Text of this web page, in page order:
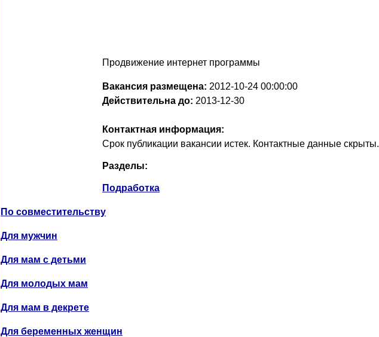
Продвижение интернет программы
Вакансия размещена: 2012-10-24 00:00:00
Действительна до: 2013-12-30
Контактная информация:
Срок публикации вакансии истек. Контактные данные скрыты.
Разделы:
Подработка
По совместительству
Для мужчин
Для мам с детьми
Для молодых мам
Для мам в декрете
Для беременных женщин